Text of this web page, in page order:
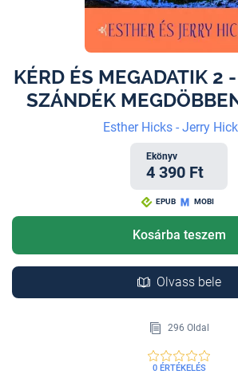
KÉRD ÉS MEGADATIK 2
SZÁNDÉK
Esther Hicks - Jerry
Ekönyv
4 390 Ft
EPUB MOBI
Kosárba teszem
Olvass bele
296 Oldal
0 ÉRTÉKELÉS